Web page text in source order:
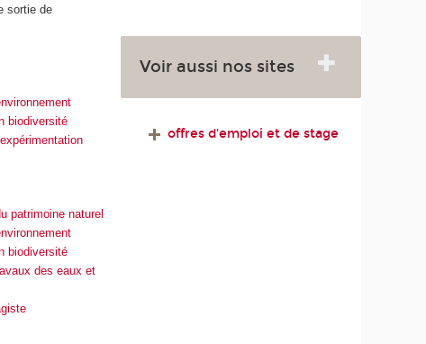
sortie de
biodiversité
patrimoine naturel
biodiversité
des eaux et
Voir aussi nos sites
offres d'emploi et de stage